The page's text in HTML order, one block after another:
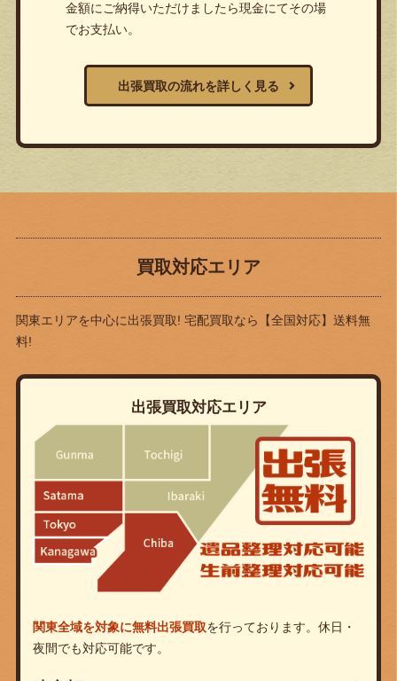
金額にご納得いただけましたら現金にてその場
でお支払い。
出張買取の流れを詳しく見る
買取対応エリア
関東エリアを中心に出張買取! 宅配買取なら
【全国対応】送料無
料!
出張買取対応エリア
関東全域を対象に無料出張買取を行っております。休日・
夜間でも対応可能です。